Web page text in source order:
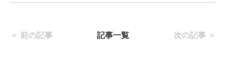
＜ 前の記事 記事一覧 次の記事 ＞